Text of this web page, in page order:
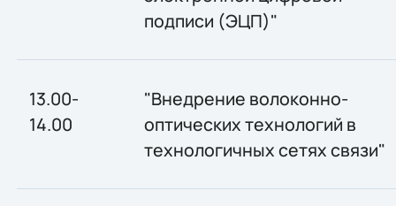
подписи (ЭЦП)"
13.00-
14.00
"Внедрение волоконно-
оптических технологий в
технологичных сетях связи"